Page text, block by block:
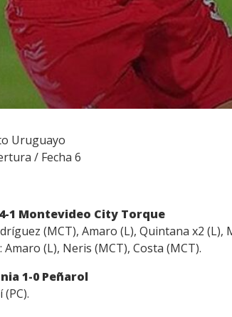
Uruguayo
/ Fecha 6
1 Montevideo City Torque
(MCT), Amaro (L), Quintana x2 (L),
Amaro (L), Neris (MCT), Costa (MCT).
1-0 Peñarol